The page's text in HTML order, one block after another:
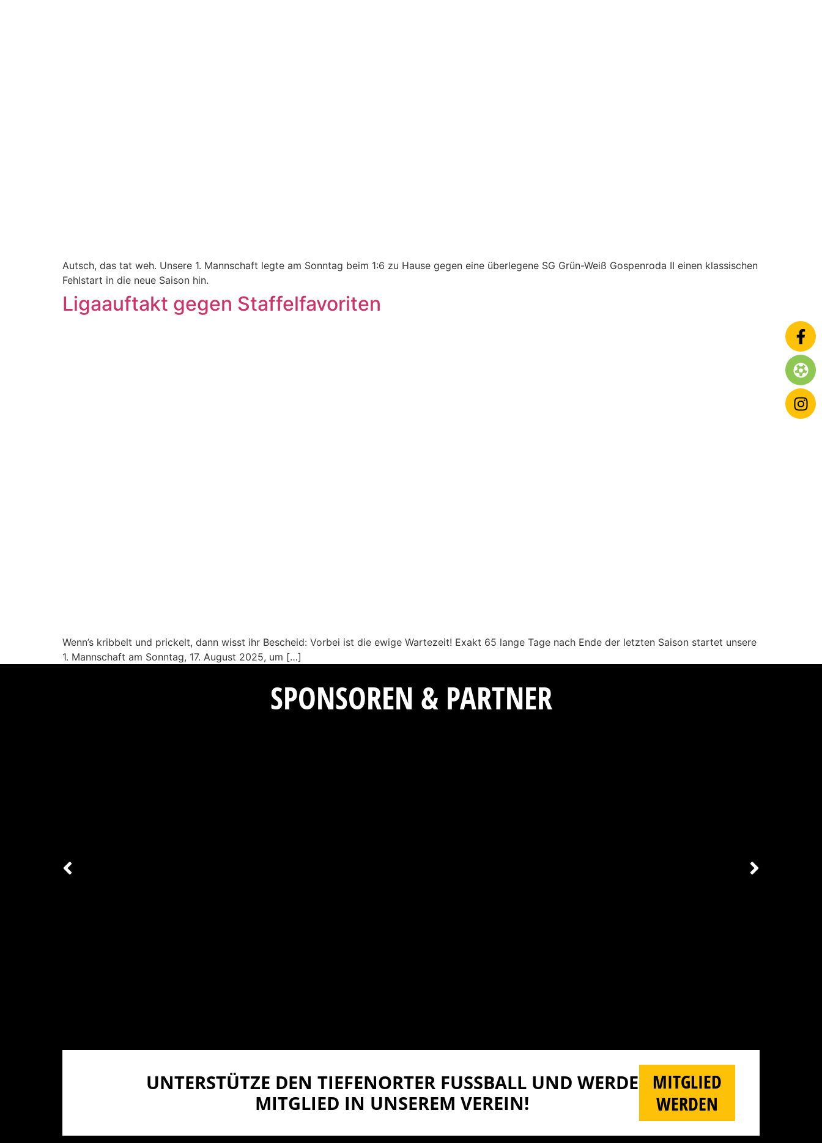
Autsch, das tat weh. Unsere 1. Mannschaft legte am Sonntag beim 1:6 zu Hause gegen eine überlegene SG Grün-Weiß Gospenroda II einen klassischen
Fehlstart in die neue Saison hin.
Ligaauftakt gegen Staffelfavoriten
Wenn’s kribbelt und prickelt, dann wisst ihr Bescheid: Vorbei ist die ewige Wartezeit! Exakt 65 lange Tage nach Ende der letzten Saison startet unsere
1. Mannschaft am Sonntag, 17. August 2025, um […]
SPONSOREN & PARTNER
UNTERSTÜTZE DEN TIEFENORTER FUSSBALL UND WERDE M
ITGLIED IN UNSEREM VEREIN!
MITGLIED
WERDEN